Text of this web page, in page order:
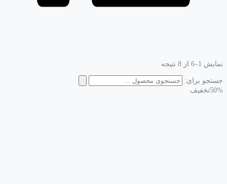
نمایش 1–6 از 8 نتیجه
جستجو برای:
50%تخفیف